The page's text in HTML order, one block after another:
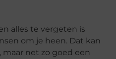
alles te vergeten is
om je heen. Dat kan
net zo goed een